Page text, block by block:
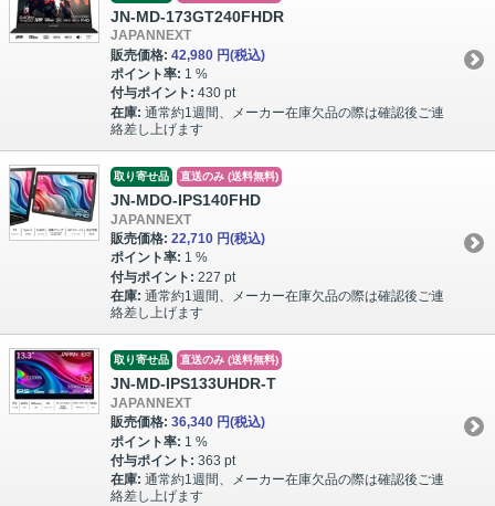
JN-MD-173GT240FHDR
JAPANNEXT
販売価格: 42,980 円(税込)
ポイント率: 1 %
付与ポイント: 430 pt
在庫: 通常約1週間、メーカー在庫欠品の際は確認後ご連
絡差し上げます
取り寄せ品 直送のみ (送料無料)
JN-MDO-IPS140FHD
JAPANNEXT
販売価格: 22,710 円(税込)
ポイント率: 1 %
付与ポイント: 227 pt
在庫: 通常約1週間、メーカー在庫欠品の際は確認後ご連
絡差し上げます
取り寄せ品 直送のみ (送料無料)
JN-MD-IPS133UHDR-T
JAPANNEXT
販売価格: 36,340 円(税込)
ポイント率: 1 %
付与ポイント: 363 pt
在庫: 通常約1週間、メーカー在庫欠品の際は確認後ご連
絡差し上げます